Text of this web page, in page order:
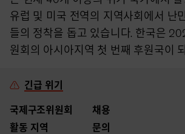
유럽 및 미국 전역의 지역사회에서 난
들의 정착을 돕고 있습니다. 한국은
원회의 아시아지역 첫 번째 후원국이
긴급 위기
국제구조위원회
활동 지역
채용
문의